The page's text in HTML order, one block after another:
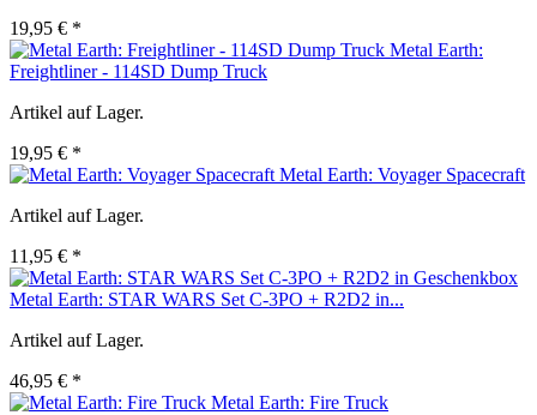
19,95 € *
Metal Earth:
Freightliner - 114SD Dump Truck
Artikel auf Lager.
19,95 € *
Metal Earth: Voyager Spacecraft
Artikel auf Lager.
11,95 € *
Metal Earth: STAR WARS Set C-3PO + R2D2 in...
Artikel auf Lager.
46,95 € *
Metal Earth: Fire Truck